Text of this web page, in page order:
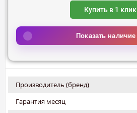
Купить в 1 клик
Показать наличие
Производитель (бренд)
Гарантия месяц